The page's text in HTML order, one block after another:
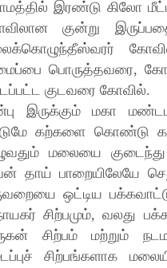
இரண்டு கிலோ
குன்று
பொருத்தவரை,
குடவரை கோவில்.
இருக்கும் மகா
கற்களை கொண்டு
மலையை
தாய் பாறையிலேயே
ஒட்டிய
சிற்பமும், வலது
சிற்பம் மற்றும்
சிற்பங்களாக